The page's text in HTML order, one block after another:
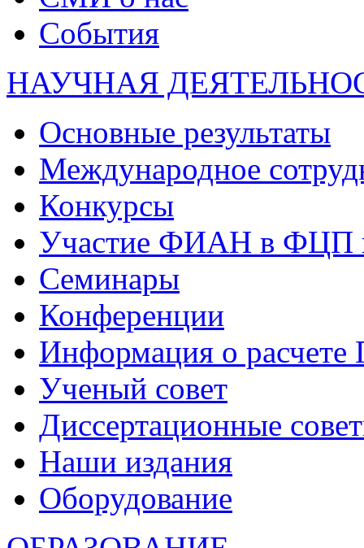
События
НАУЧНАЯ
Основные результаты
Международное
Конкурсы
Участие ФИАН в ФЦП
Семинары
Конференции
Информация о
Ученый совет
Диссертационные
Наши издания
Оборудование